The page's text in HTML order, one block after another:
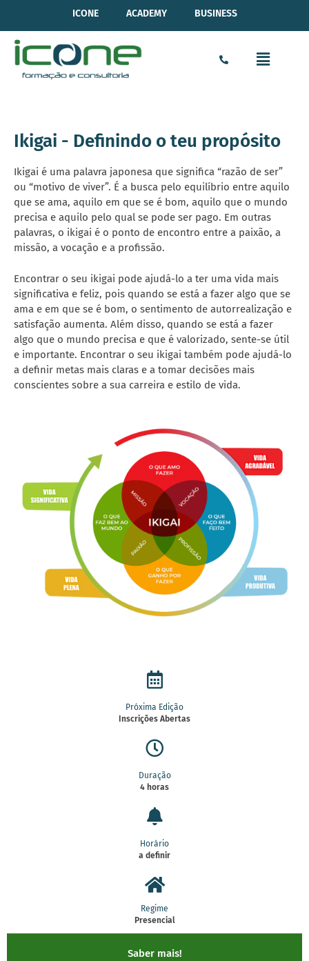
ICONE ACADEMY BUSINESS
Ikigai - Definindo o teu propósito
Ikigai é uma palavra japonesa que significa “razão de ser”
ou “motivo de viver”. É a busca pelo equilíbrio entre aquilo
que se ama, aquilo em que se é bom, aquilo que o mundo
precisa e aquilo pelo qual se pode ser pago. Em outras
palavras, o ikigai é o ponto de encontro entre a paixão, a
missão, a vocação e a profissão.
Encontrar o seu ikigai pode ajudá-lo a ter uma vida mais
significativa e feliz, pois quando se está a fazer algo que se
ama e em que se é bom, o sentimento de autorrealização e
satisfação aumenta. Além disso, quando se está a fazer
algo que o mundo precisa e que é valorizado, sente-se útil
e importante. Encontrar o seu ikigai também pode ajudá-lo
a definir metas mais claras e a tomar decisões mais
conscientes sobre a sua carreira e estilo de vida.
Próxima Edição
Inscrições Abertas
Duração
4 horas
Horário
a definir
Regime
Presencial
Saber mais!